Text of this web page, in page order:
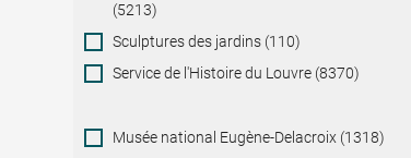
(5213)
Sculptures des jardins (110)
Service de l'Histoire du Louvre (8370)
Musée national Eugène-Delacroix (1318)